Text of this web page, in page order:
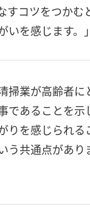
すコツをつかむ
を感じます。」
掃業が高齢者に
であることを示
りを感じられる
う共通点があり